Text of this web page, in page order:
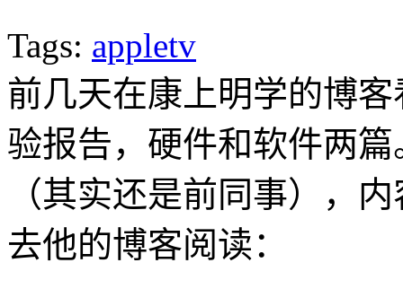
Tags: appletv
前几天在康上明学的博
验报告，硬件和软件两
（其实还是前同事），
去他的博客阅读：